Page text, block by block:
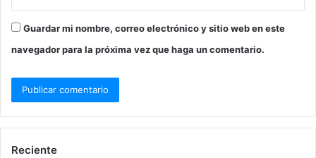
Guardar mi nombre, correo electrónico y sitio web en este
navegador para la próxima vez que haga un comentario.
Reciente